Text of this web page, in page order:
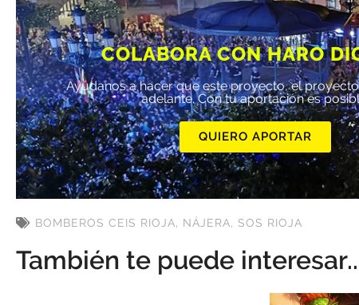
COLABORA CON HARO
Ayúdanos a hacer que este proyecto, el
adelante. Con tu aportación es
QUIERO APORTAR
BOMBEROS CEIS RIOJA, NÁJERA, SOS RIOJA
También te puede